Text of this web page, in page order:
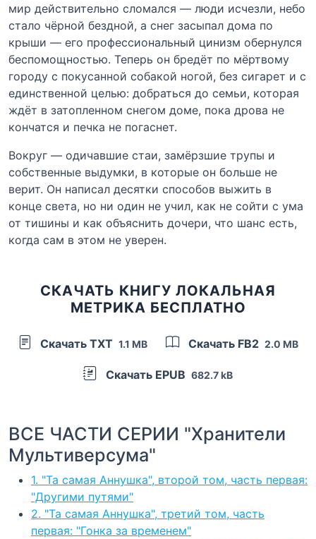
мир действительно сломался — люди исчезли, небо
стало чёрной бездной, а снег засыпал дома по
крыши — его профессиональный цинизм обернулся
беспомощностью. Теперь он бредёт по мёртвому
городу с покусанной собакой ногой, без сигарет и с
единственной целью: добраться до семьи, которая
ждёт в затопленном снегом доме, пока дрова не
кончатся и печка не погаснет.
Вокруг — одичавшие стаи, замёрзшие трупы и
собственные выдумки, в которые он больше не
верит. Он написал десятки способов выжить в
конце света, но ни один не учил, как не сойти с ума
от тишины и как объяснить дочери, что шанс есть,
когда сам в этом не уверен.
СКАЧАТЬ КНИГУ ЛОКАЛЬНАЯ
МЕТРИКА БЕСПЛАТНО
Скачать TXT 1.1 MB Скачать FB2 2.0 MB
Скачать EPUB 682.7 kB
ВСЕ ЧАСТИ СЕРИИ "Хранители
Мультиверсума"
1. "Та самая Аннушка", второй том, часть первая:
"Другими путями"
2. "Та самая Аннушка", третий том, часть
первая: "Гонка за временем"